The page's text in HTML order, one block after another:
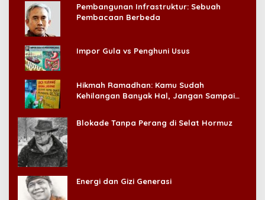
Pembangunan Infrastruktur: Sebuah
Pembacaan Berbeda
Impor Gula vs Penghuni Usus
Hikmah Ramadhan: Kamu Sudah
Kehilangan Banyak Hal, Jangan Sampai
Blokade Tanpa Perang di Selat Hormuz
Energi dan Gizi Generasi